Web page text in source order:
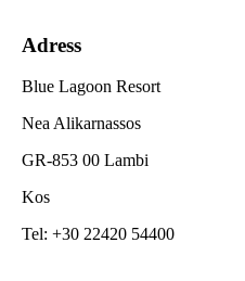
Adress
Blue Lagoon Resort
Nea Alikarnassos
GR-853 00 Lambi
Kos
Tel: +30 22420 54400